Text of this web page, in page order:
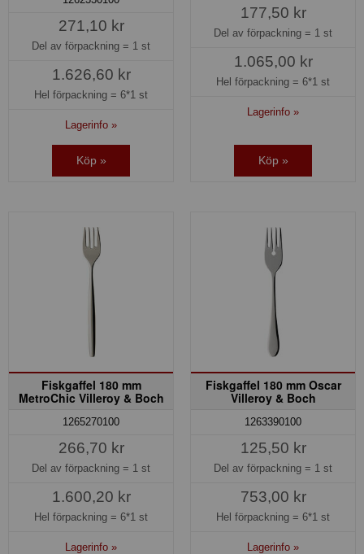
271,10 kr
Del av förpackning = 1 st
1.626,60 kr
Hel förpackning = 6*1 st
Lagerinfo »
Köp »
177,50 kr
Del av förpackning = 1 st
1.065,00 kr
Hel förpackning = 6*1 st
Lagerinfo »
Köp »
Fiskgaffel 180 mm
MetroChic Villeroy & Boch
1265270100
266,70 kr
Del av förpackning = 1 st
1.600,20 kr
Hel förpackning = 6*1 st
Lagerinfo »
Fiskgaffel 180 mm Oscar
Villeroy & Boch
1263390100
125,50 kr
Del av förpackning = 1 st
753,00 kr
Hel förpackning = 6*1 st
Lagerinfo »